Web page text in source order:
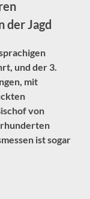
der Jagd
und der 3.
mit
von
ist sogar